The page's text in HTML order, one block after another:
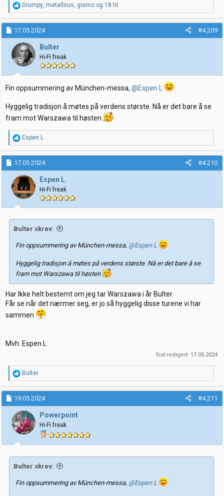
R
e
a
k
j
o
n
e
r
Grumpy metallirus gismo og 18 til
17.05.2024 #4.209
Bulter
Hi-Fi freak
Fin oppsummering av München-messa, @Espen L
Hyggelig tradisjon å møtes på verdens største. Nå er det bare å se
fram mot Warszawa til høsten
R
e
a
k
s
j
o
n
e
r
Espen L
17.05.2024 #4.210
Espen L
Hi-Fi freak
Bulter skrev:
Fin oppsummering av München-messa, @Espen L
Hyggelig tradisjon å møtes på verdens største. Nå er det bare å se
fram mot Warszawa til høsten
Har Ikke helt bestemt om jeg tar Warszawa i år Bulter.
Får se når det nærmer seg, er jo så hyggelig disse turene vi har
sammen
Mvh: Espen L
Sist redigert: 17.05.2024
R
e
a
k
s
j
o
n
e
r
Bulter
19.05.2024 #4.211
Powerpoint
Hi-Fi freak
Bulter skrev:
Fin oppsummering av München-messa, @Espen L